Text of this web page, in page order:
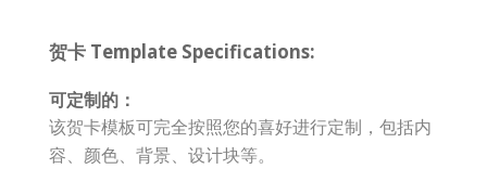
贺卡 Template Specifications:
可定制的：
该贺卡模板可完全按照您的喜好进行定制，包括内
容、颜色、背景、设计块等。